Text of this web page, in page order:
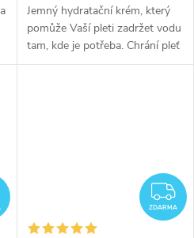
Jemný hydratační krém, který
pomůže Vaší pleti zadržet vodu
tam, kde je potřeba. Chrání pleť
před oxidačním stresem,
ZDARMA